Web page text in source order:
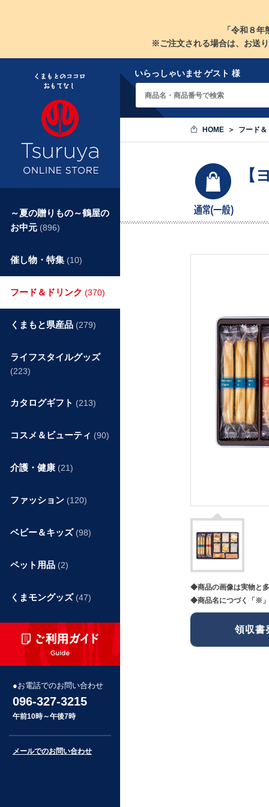
「令和８
※ご注文される場合は、お送
いらっしゃいませ ゲスト 様
HOME フード＆
【
◆商品の画像は実物と多
◆商品名につづく「※
領収書
～夏の贈りもの～鶴屋の
お中元 (896)
催し物・特集 (10)
フード＆ドリンク (370)
くまもと県産品 (279)
ライフスタイルグッズ
(223)
カタログギフト (213)
コスメ＆ビューティ (90)
介護・健康 (21)
ファッション (120)
ベビー＆キッズ (98)
ペット用品 (2)
くまモングッズ (47)
お電話でのお問い合わせ
096-327-3215
午前10時～午後7時
メールでのお問い合わせ